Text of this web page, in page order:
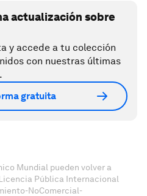
actualización sobre
y accede a tu colección
con nuestras últimas
gratuita
Mundial pueden volver a
Pública Internacional
NoComercial-